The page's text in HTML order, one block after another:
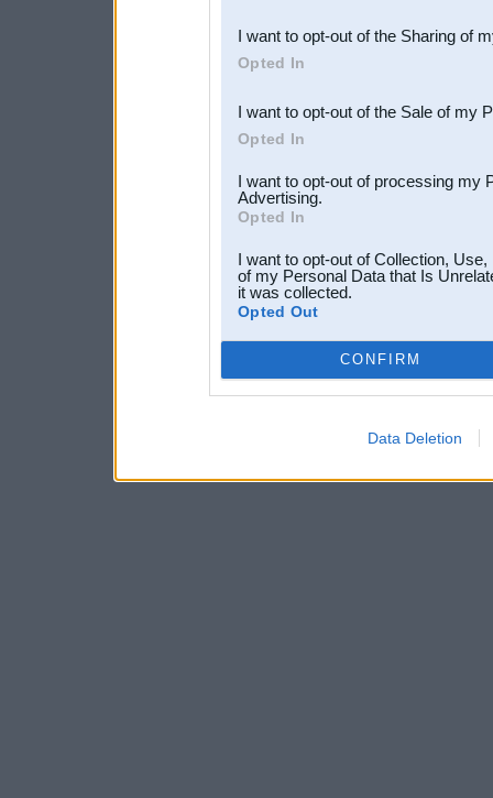
Downstream Participants
third parties.
I want to opt-out of the Sharing of
Opted In
I want to opt-out of the Sale of my
Opted In
I want to opt-out of processing my
Advertising.
Opted In
I want to opt-out of Collection,
of my Personal Data that Is
it was collected.
Opted Out
CONFIRM
Data Deletion